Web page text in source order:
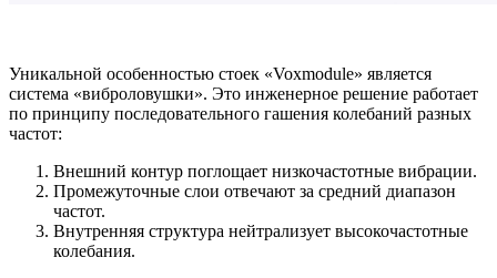
Уникальной особенностью стоек «Voxmodule» является
система «виброловушки». Это инженерное решение работает
по принципу последовательного гашения колебаний разных
частот:
Внешний контур поглощает низкочастотные вибрации.
Промежуточные слои отвечают за средний диапазон
частот.
Внутренняя структура нейтрализует высокочастотные
колебания.